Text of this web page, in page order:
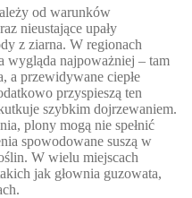
od warunków
nieustające upały
z ziarna. W regionach
wygląda najpoważniej – tam
a przewidywane ciepłe
przyspieszą ten
szybkim dojrzewaniem.
plony mogą nie spełnić
spowodowane suszą w
W wielu miejscach
jak głownia guzowata,